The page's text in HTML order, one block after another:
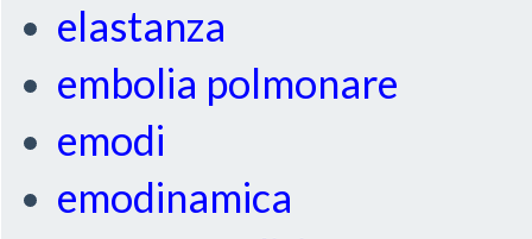
elastanza
embolia polmonare
emodi
emodinamica